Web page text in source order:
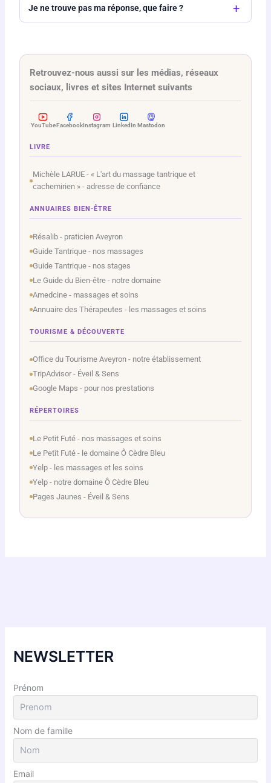
Je ne trouve pas ma réponse, que faire ? +
Retrouvez-nous aussi sur les médias, réseaux
sociaux, livres et sites Internet suivants
YouTubeFacebookInstagram LinkedIn Mastodon
LIVRE
Michèle LARUE - « L'art du massage tantrique et
cachemirien » - adresse de confiance
ANNUAIRES BIEN-ÊTRE
Résalib - praticien Aveyron
Guide Tantrique - nos massages
Guide Tantrique - nos stages
Le Guide du Bien-être - notre domaine
Amedcine - massages et soins
Annuaire des Thérapeutes - les massages et soins
TOURISME & DÉCOUVERTE
Office du Tourisme Aveyron - notre établissement
TripAdvisor - Éveil & Sens
Google Maps - pour nos prestations
RÉPERTOIRES
Le Petit Futé - nos massages et soins
Le Petit Futé - le domaine Ô Cèdre Bleu
Yelp - les massages et les soins
Yelp - notre domaine Ô Cèdre Bleu
Pages Jaunes - Éveil & Sens
NEWSLETTER
Prénom
Nom de famille
Email